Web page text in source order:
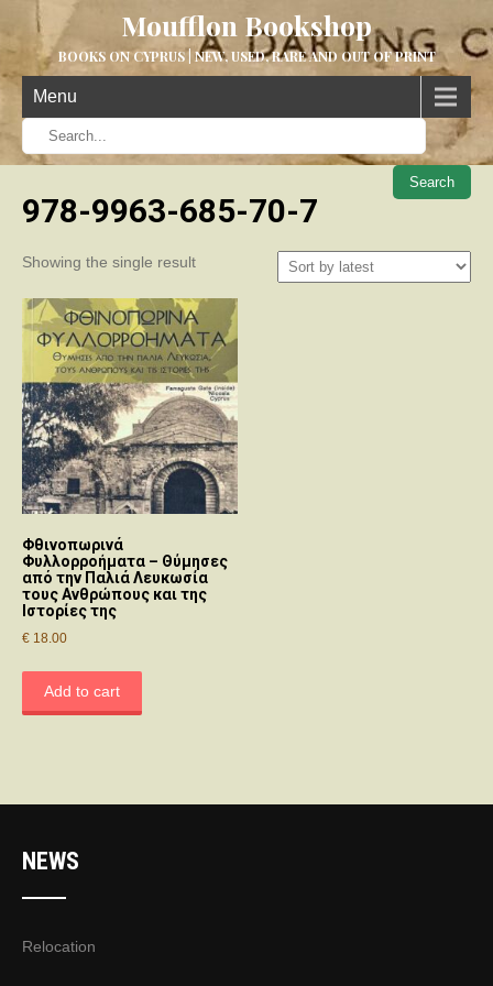
Moufflon Bookshop
BOOKS ON CYPRUS | NEW, USED, RARE AND OUT OF PRINT
Menu
When
978-9963-685-70-7
Showing the single result
Φθινοπωρινά
Φυλλορροήματα – Θύμησες
από την Παλιά Λευκωσία
τους Ανθρώπους και της
Ιστορίες της
€ 18.00
Add to cart
NEWS
Relocation